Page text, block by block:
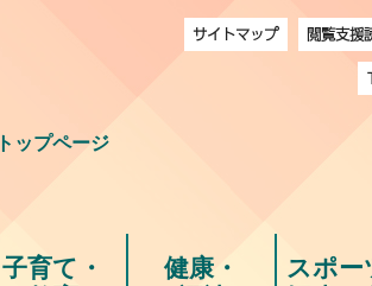
トップページ
サイトマップ 閲覧支援
子育て・
健康・
スポー